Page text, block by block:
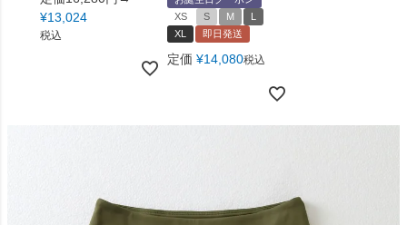
¥13,024
税込
XS
S M
L
XL
即日発送
定価 ¥14,080税込